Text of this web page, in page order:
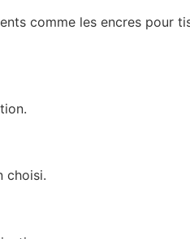
comme les encres pour
choisi.